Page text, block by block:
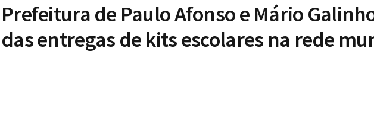
Prefeitura de Paulo Afonso e Mário
das entregas de kits escolares na rede